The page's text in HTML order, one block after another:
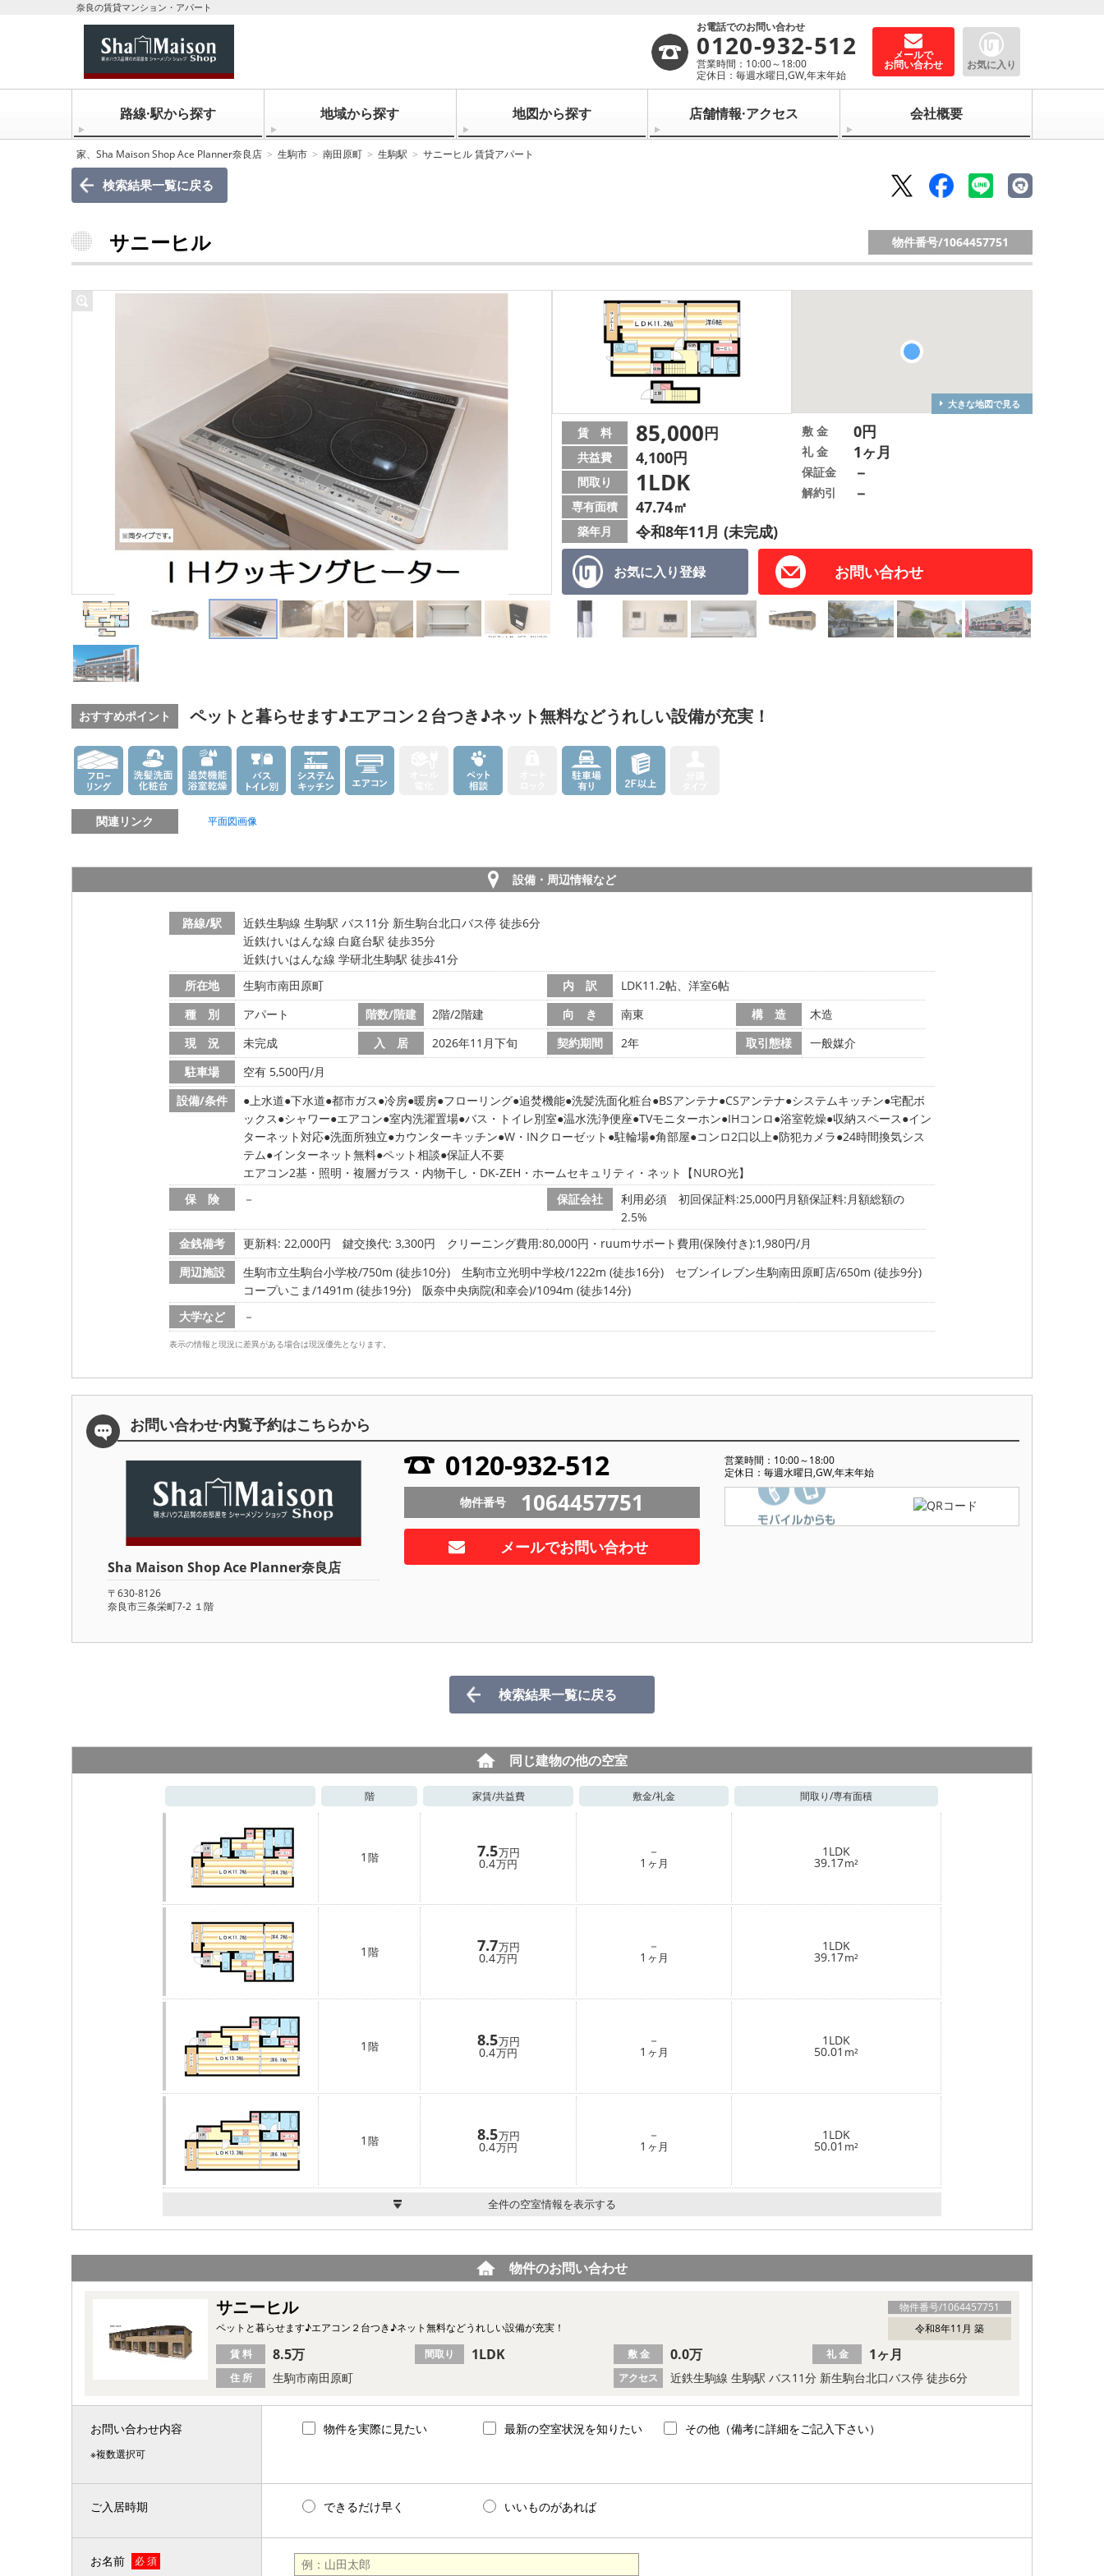
奈良の賃貸マンション・アパート
お電話でのお問い合わせ
0120-932-512
営業時間：10:00～18:00
定休日：毎週水曜日,GW,年末年始
メールで
お問い合わせ お気に入り
路線·駅から探す 地域から探す 地図から探す 店舗情報·アクセス 会社概要
家、Sha Maison Shop Ace Planner奈良店 生駒市 南田原町 生駒駅 サニーヒル 賃貸アパート
検索結果一覧に戻る
サニーヒル 物件番号/1064457751
大きな地図で見る
お気に入り登録 お問い合わせ
賃 料 85,000円
共益費 4,100円
間取り 1LDK
専有面積 47.74㎡
築年月 令和8年11月 (未完成)
敷 金 0円
礼 金 1ヶ月
保証金 －
解約引 －
おすすめポイント ペットと暮らせます♪エアコン２台つき♪ネット無料などうれしい設備が充実！
関連リンク 平面図画像
設備・周辺情報など
路線/駅
近鉄生駒線 生駒駅 バス11分 新生駒台北口バス停 徒歩6分
近鉄けいはんな線 白庭台駅 徒歩35分
近鉄けいはんな線 学研北生駒駅 徒歩41分
所在地
生駒市南田原町 内 訳
LDK11.2帖、洋室6帖
種 別
アパート 階数/階建 2階/2階建 向 き 南東 構 造
木造
現 況
未完成 入 居 2026年11月下旬 契約期間 2年 取引態様
一般媒介
駐車場
空有 5,500円/月
設備/条件
上水道 下水道 都市ガス 冷房 暖房 フローリング 追焚機能 洗髪洗面化粧台 BSアンテナ CSアンテナ システムキッチン 宅配ボ
ックス シャワー エアコン 室内洗濯置場 バス・トイレ別室 温水洗浄便座 TVモニターホン IHコンロ 浴室乾燥 収納スペース イン
ターネット対応 洗面所独立 カウンターキッチン W・INクローゼット 駐輪場 角部屋 コンロ2口以上 防犯カメラ 24時間換気シス
テム インターネット無料 ペット相談 保証人不要
エアコン2基・照明・複層ガラス・内物干し・DK-ZEH・ホームセキュリティ・ネット【NURO光】
保 険
－ 保証会社
利用必須 初回保証料:25,000円月額保証料:月額総額の
2.5%
金銭備考
更新料: 22,000円 鍵交換代: 3,300円
クリーニング費用:80,000円・ruumサポート費用(保険付き):1,980円/月
周辺施設
生駒市立生駒台小学校/750m (徒歩10分) 生駒市立光明中学校/1222m (徒歩16分)
セブンイレブン生駒南田原町店/650m (徒歩9分)
コープいこま/1491m (徒歩19分)
阪奈中央病院(和幸会)/1094m (徒歩14分)
大学など
－
表示の情報と現況に差異がある場合は現況優先となります。
お問い合わせ·内覧予約はこちらから
Sha Maison Shop Ace Planner奈良店
〒630-8126
奈良市三条栄町7-2 １階
0120-932-512
営業時間：10:00～18:00
定休日：毎週水曜日,GW,年末年始
物件番号 1064457751
メールでお問い合わせ
検索結果一覧に戻る
同じ建物の他の空室
階 家賃/共益費 敷金/礼金 間取り/専有面積
1 階 7.5万円
0.4万円
－
1 ヶ月
1LDK
39.17m²
1 階 7.7万円
0.4万円
－
1 ヶ月
1LDK
39.17m²
1 階 8.5万円
0.4万円
－
1 ヶ月
1LDK
50.01 m²
1 階 8.5万円
0.4万円
－
1 ヶ月
1LDK
50.01 m²
全件の空室情報を表示する
物件のお問い合わせ
物件番号/1064457751
サニーヒル
令和8年11月 築
ペットと暮らせます♪エアコン２台つき♪ネット無料などうれしい設備が充実！
住 所 生駒市南田原町 アクセス 近鉄生駒線 生駒駅 バス11分 新生駒台北口バス停 徒歩6分
賃 料 8.5万 間取り 1LDK 敷 金 0.0万 礼 金 1ヶ月
お問い合わせ内容
※複数選択可
物件を実際に見たい 最新の空室状況を知りたい その他（備考に詳細をご記入下さい）
ご入居時期 できるだけ早く いいものがあれば
お名前 必 須